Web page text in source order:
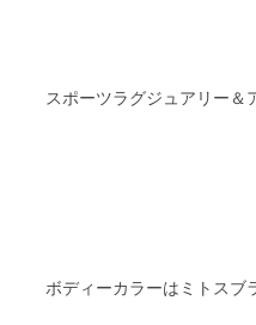
スポーツラグジュアリー＆
ボディーカラーはミトスブ